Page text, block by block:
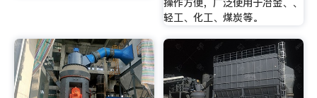
轻工、化工、煤炭等。